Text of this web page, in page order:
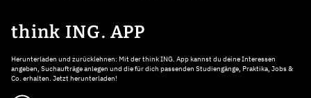
think ING. APP
Herunterladen und zurücklehnen: Mit der think ING. App kannst du deine Interessen
angeben, Suchaufträge anlegen und die für dich passenden Studiengänge, Praktika, Jobs &
Co. erhalten. Jetzt herunterladen!